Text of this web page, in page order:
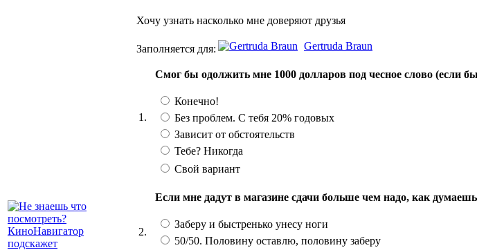
Хочу узнать насколько мне доверяют друзья
Заполняется для: Gertruda Braun
1.
Смог бы одолжить мне 1000 долларов под чесное слово (если
Конечно!
Без проблем. С тебя 20% годовых
Зависит от обстоятельств
Тебе? Никогда
Свой вариант
2.
Если мне дадут в магазине сдачи больше чем надо, как
Заберу и быстренько унесу ноги
50/50. Половину оставлю, половину заберу